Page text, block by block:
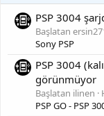
PSP 3004
Başlatan
Sony PSP
PSP 3004
görünmüyor
Başlatan ilinen
PSP GO - PSP